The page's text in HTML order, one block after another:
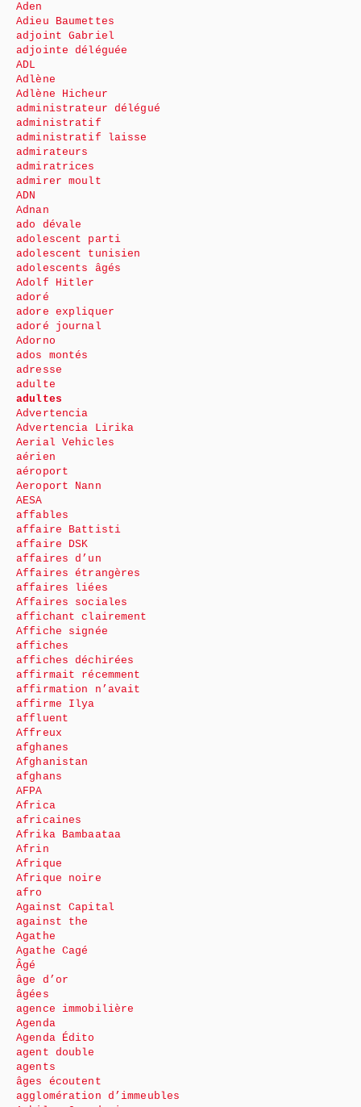
Aden
Adieu Baumettes
adjoint Gabriel
adjointe déléguée
ADL
Adlène
Adlène Hicheur
administrateur délégué
administratif
administratif laisse
admirateurs
admiratrices
admirer moult
ADN
Adnan
ado dévale
adolescent parti
adolescent tunisien
adolescents âgés
Adolf Hitler
adoré
adore expliquer
adoré journal
Adorno
ados montés
adresse
adulte
adultes
Advertencia
Advertencia Lirika
Aerial Vehicles
aérien
aéroport
Aeroport Nann
AESA
affables
affaire Battisti
affaire DSK
affaires d’un
Affaires étrangères
affaires liées
Affaires sociales
affichant clairement
Affiche signée
affiches
affiches déchirées
affirmait récemment
affirmation n’avait
affirme Ilya
affluent
Affreux
afghanes
Afghanistan
afghans
AFPA
Africa
africaines
Afrika Bambaataa
Afrin
Afrique
Afrique noire
afro
Against Capital
against the
Agathe
Agathe Cagé
Âgé
âge d’or
âgées
agence immobilière
Agenda
Agenda Édito
agent double
agents
âges écoutent
agglomération d’immeubles